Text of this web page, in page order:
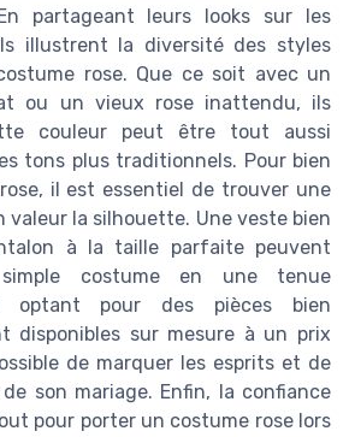
partageant leurs looks sur les
illustrent la diversité des styles
rose. Que ce soit avec un
ou un vieux rose inattendu, ils
couleur peut être tout aussi
tons plus traditionnels. Pour bien
il est essentiel de trouver une
valeur la silhouette. Une veste bien
à la taille parfaite peuvent
costume en une tenue
optant pour des pièces bien
disponibles sur mesure à un prix
de marquer les esprits et de
son mariage. Enfin, la confiance
pour porter un costume rose lors